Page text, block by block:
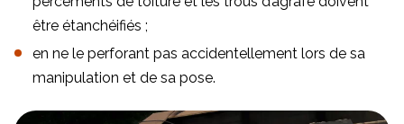
être étanchéifiés ;
en ne le perforant pas accidentellement lors de sa
manipulation et de sa pose.